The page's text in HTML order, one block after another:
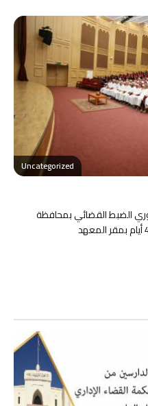
Uncategorized
الضبط القضائي بمحافظة